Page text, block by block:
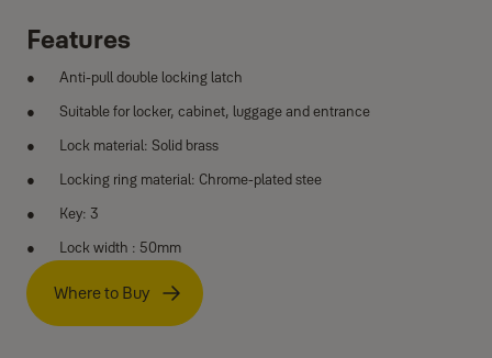
Features
Anti-pull double locking latch
Suitable for locker, cabinet, luggage and entrance
Lock material: Solid brass
Locking ring material: Chrome-plated stee
Key: 3
Lock width : 50mm
Where to Buy